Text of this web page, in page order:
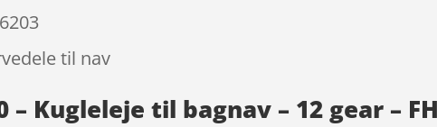
til nav
– Kugleleje til bagnav – 12 gear –